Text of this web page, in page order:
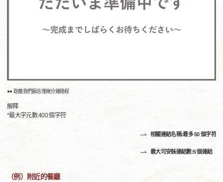
●● 距離我們飯店僅幾分鐘路程
解釋
*最大字元數:400 個字符
相關連結名稱:最多 50 個字符
最大可安裝連結數:5 個連結
（例）附近的餐廳